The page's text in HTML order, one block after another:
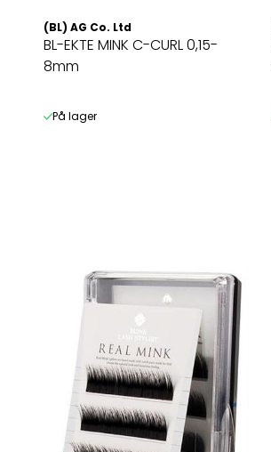
(BL) AG Co. Ltd
BL-EKTE MINK C-CURL 0,15-
8mm
På lager